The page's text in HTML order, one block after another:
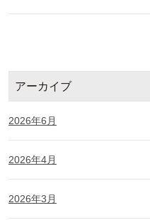
アーカイブ
2026年6月
2026年4月
2026年3月